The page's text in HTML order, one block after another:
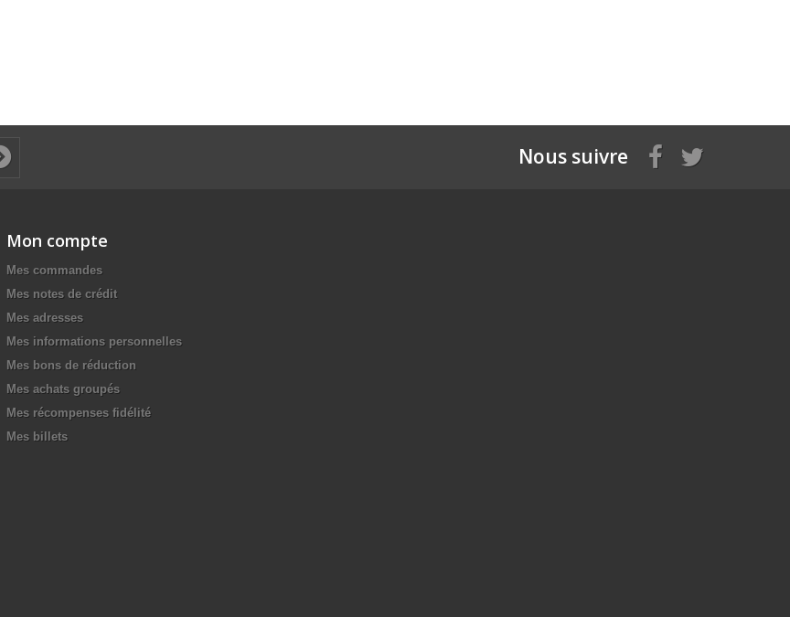
Nous suivre
Mon compte
Mes commandes
Mes notes de crédit
Mes adresses
Mes informations personnelles
Mes bons de réduction
Mes achats groupés
Mes récompenses fidélité
Mes billets